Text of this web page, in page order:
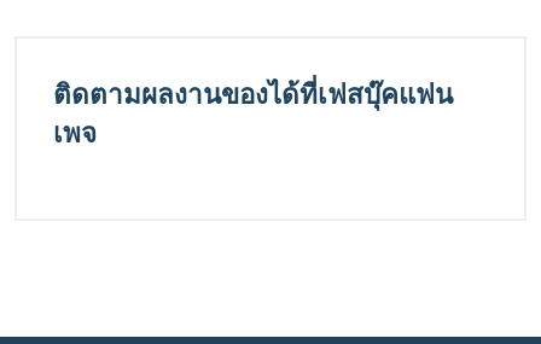
ติดตามผลงานของได้ที่เฟสบุ๊คแฟน
เพจ